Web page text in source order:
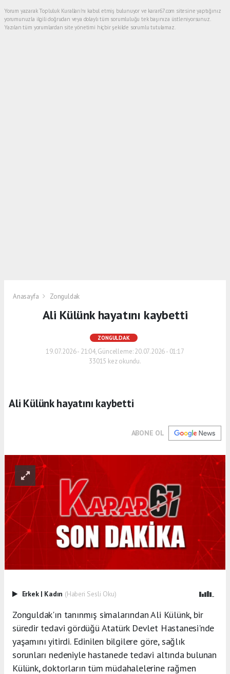
Yorum yazarak Topluluk Kuralları’nı kabul etmiş bulunuyor ve karar67.com sitesine yaptığınız
yorumunuzla ilgili doğrudan veya dolaylı tüm sorumluluğu tek başınıza üstleniyorsunuz.
Yazılan tüm yorumlardan site yönetimi hiçbir şekilde sorumlu tutulamaz.
Anasayfa Zonguldak
Ali Külünk hayatını kaybetti
ZONGULDAK
19.07.2026 - 21:04, Güncelleme: 20.07.2026 - 01:17
33015 kez okundu.
Ali Külünk hayatını kaybetti
ABONE OL
Erkek | Kadın (Haberi Sesli Oku)
Zonguldak'ın tanınmış simalarından Ali Külünk, bir
süredir tedavi gördüğü Atatürk Devlet Hastanesi'nde
yaşamını yitirdi. Edinilen bilgilere göre, sağlık
sorunları nedeniyle hastanede tedavi altında bulunan
Külünk, doktorların tüm müdahalelerine rağmen